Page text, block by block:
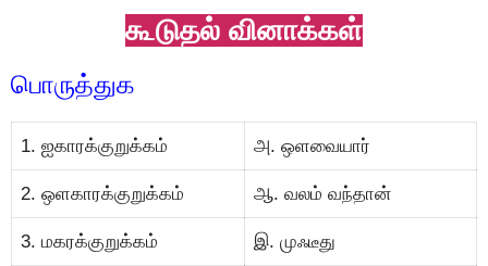
கூடுதல் வினாக்கள்
பொருத்துக
1. ஐகாரக்குறுக்கம் அ. ஒளவையார்
2. ஒளகாரக்குறுக்கம் ஆ. வலம் வந்தான்
3. மகரக்குறுக்கம் இ. முஃடீது